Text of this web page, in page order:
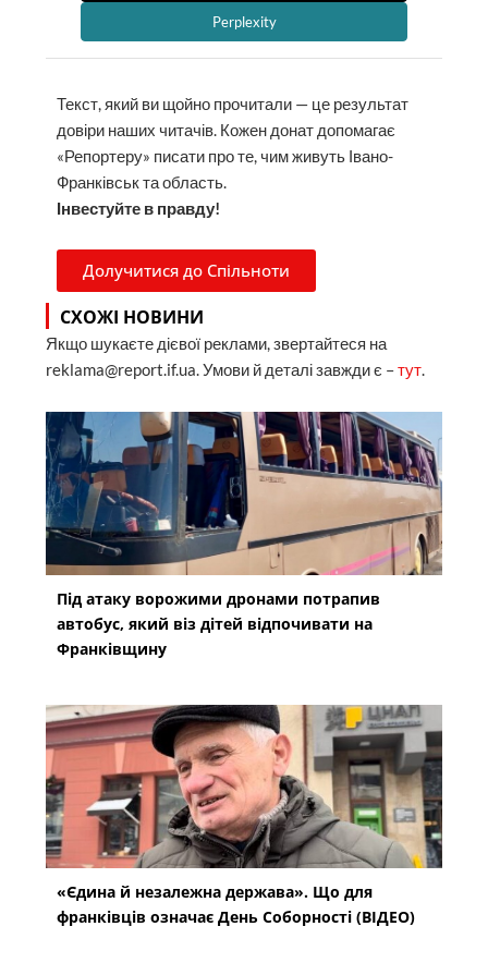
Perplexity
Текст, який ви щойно прочитали — це результат
довіри наших читачів. Кожен донат допомагає
«Репортеру» писати про те, чим живуть Івано-
Франківськ та область.
Інвестуйте в правду!
Долучитися до Спільноти
СХОЖІ НОВИНИ
Якщо шукаєте дієвої реклами, звертайтеся на
reklama@report.if.ua. Умови й деталі завжди є –тут.
Під атаку ворожими дронами потрапив
автобус, який віз дітей відпочивати на
Франківщину
«Єдина й незалежна держава». Що для
франківців означає День Соборності (ВІДЕО)